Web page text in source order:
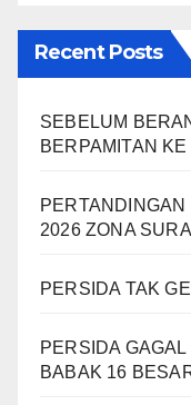
Recent Posts
SEBELUM
BERPAMITAN
2026 ZONA
PERSIDA TAK
PERSIDA
BABAK 16